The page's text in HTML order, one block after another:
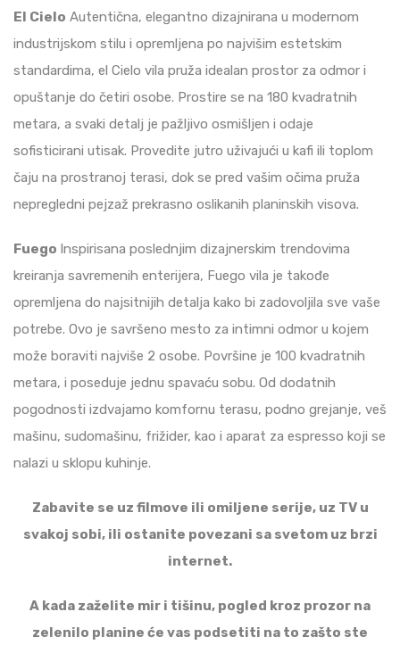
El Cielo Autentična, elegantno dizajnirana u modernom
industrijskom stilu i opremljena po najvišim estetskim
standardima, el Cielo vila pruža idealan prostor za odmor i
opuštanje do četiri osobe. Prostire se na 180 kvadratnih
metara, a svaki detalj je pažljivo osmišljen i odaje
sofisticirani utisak. Provedite jutro uživajući u kafi ili toplom
čaju na prostranoj terasi, dok se pred vašim očima pruža
nepregledni pejzaž prekrasno oslikanih planinskih visova.
Fuego Inspirisana poslednjim dizajnerskim trendovima
kreiranja savremenih enterijera, Fuego vila je takođe
opremljena do najsitnijih detalja kako bi zadovoljila sve vaše
potrebe. Ovo je savršeno mesto za intimni odmor u kojem
može boraviti najviše 2 osobe. Površine je 100 kvadratnih
metara, i poseduje jednu spavaću sobu. Od dodatnih
pogodnosti izdvajamo komfornu terasu, podno grejanje, veš
mašinu, sudomašinu, frižider, kao i aparat za espresso koji se
nalazi u sklopu kuhinje.
Zabavite se uz filmove ili omiljene serije, uz TV u
svakoj sobi, ili ostanite povezani sa svetom uz brzi
internet.
A kada zaželite mir i tišinu, pogled kroz prozor na
zelenilo planine će vas podsetiti na to zašto ste